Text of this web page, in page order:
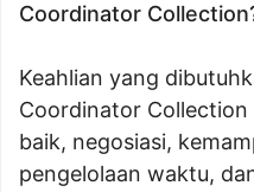
Coordinator
Keahlian yang
Coordinator
baik, negosiasi,
pengelolaan waktu,